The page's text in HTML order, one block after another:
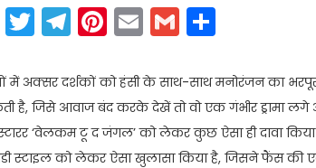
WhatsApp
Twitter
Telegram
Pinterest
EmailGmail
में अक्सर दर्शकों को हंसी के साथ-साथ मनोरंजन का
है, जिसे आवाज बंद करके देखें तो वो एक गंभीर ड्रामा
‘वेलकम टू द जंगल’ को लेकर कुछ ऐसा ही दावा
स्टाइल को लेकर ऐसा खुलासा किया है, जिसने फैंस की